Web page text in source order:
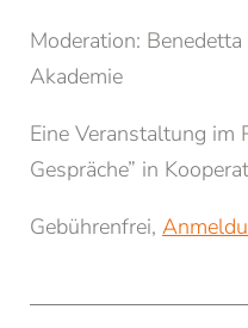
Moderation:
Akademie
Eine Veranstaltung im
Gespräche” in
Gebührenfrei,